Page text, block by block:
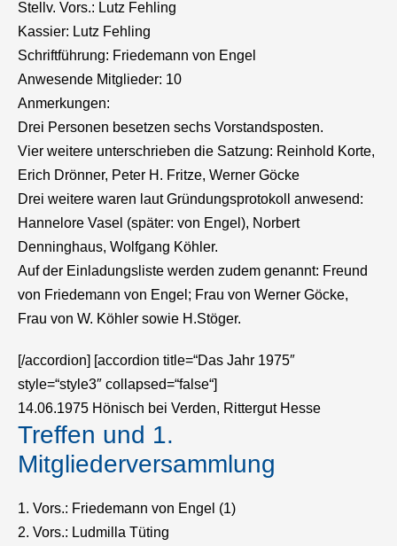
Stellv. Vors.: Lutz Fehling
Kassier: Lutz Fehling
Schriftführung: Friedemann von Engel
Anwesende Mitglieder: 10
Anmerkungen:
Drei Personen besetzen sechs Vorstandsposten.
Vier weitere unterschrieben die Satzung: Reinhold Korte,
Erich Drönner, Peter H. Fritze, Werner Göcke
Drei weitere waren laut Gründungsprotokoll anwesend:
Hannelore Vasel (später: von Engel), Norbert
Denninghaus, Wolfgang Köhler.
Auf der Einladungsliste werden zudem genannt: Freund
von Friedemann von Engel; Frau von Werner Göcke,
Frau von W. Köhler sowie H.Stöger.
[/accordion] [accordion title=“Das Jahr 1975″
style=“style3″ collapsed=“false“]
14.06.1975 Hönisch bei Verden, Rittergut Hesse
Treffen und 1.
Mitgliederversammlung
1. Vors.: Friedemann von Engel (1)
2. Vors.: Ludmilla Tüting